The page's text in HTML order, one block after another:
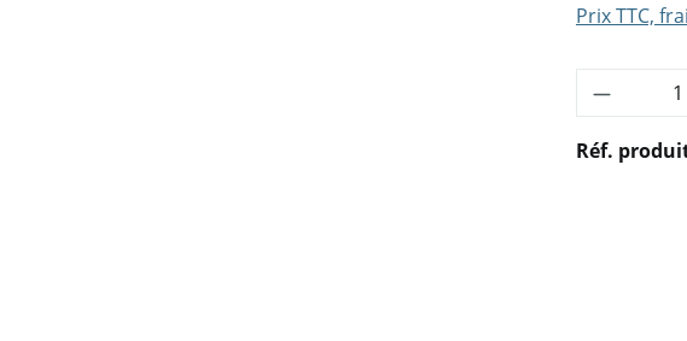
Prix TTC,
Réf.